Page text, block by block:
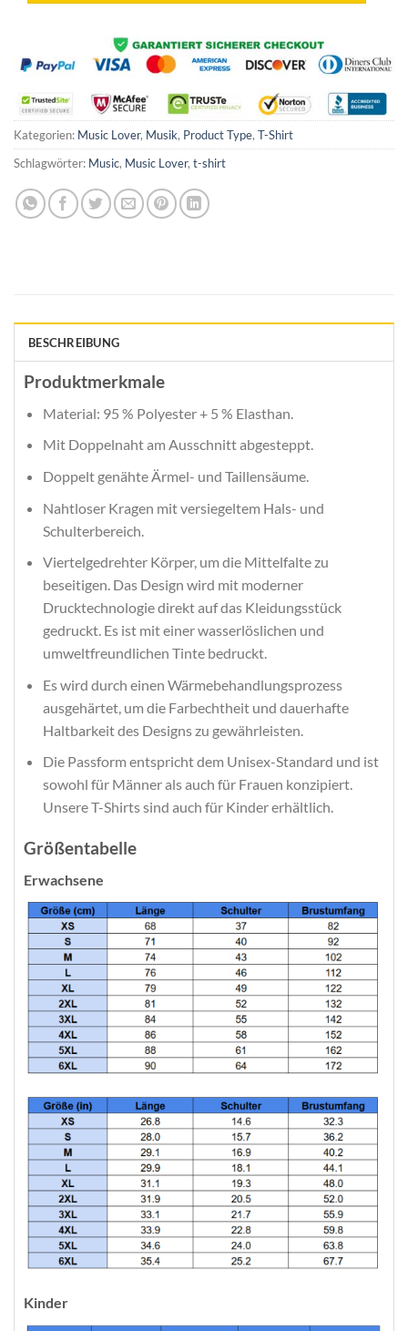
Kategorien: Music Lover, Musik, Product Type, T-Shirt
Schlagwörter: Music, Music Lover, t-shirt
BESCHREIBUNG
Produktmerkmale
Material: 95 % Polyester + 5 % Elasthan.
Mit Doppelnaht am Ausschnitt abgesteppt.
Doppelt genähte Ärmel- und Taillensäume.
Nahtloser Kragen mit versiegeltem Hals- und
Schulterbereich.
Viertelgedrehter Körper, um die Mittelfalte zu
beseitigen. Das Design wird mit moderner
Drucktechnologie direkt auf das Kleidungsstück
gedruckt. Es ist mit einer wasserlöslichen und
umweltfreundlichen Tinte bedruckt.
Es wird durch einen Wärmebehandlungsprozess
ausgehärtet, um die Farbechtheit und dauerhafte
Haltbarkeit des Designs zu gewährleisten.
Die Passform entspricht dem Unisex-Standard und ist
sowohl für Männer als auch für Frauen konzipiert.
Unsere T-Shirts sind auch für Kinder erhältlich.
Größentabelle
Erwachsene
Kinder